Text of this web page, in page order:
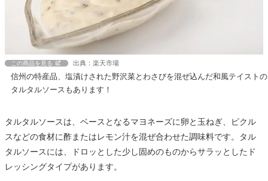
この商品を見る 出典：楽天市場
信州の特産品、塩漬けされた野沢菜とわさびを混ぜ込んだ和風テイストの
タルタルソースもあります！
タルタルソースは、ベースとなるマヨネーズに卵と玉ねぎ、ピクル
スなどの食材に酢またはレモン汁を混ぜ合わせた調味料です。タル
タルソースには、ドロッとした少し固めのものからサラッとしたド
レッシングタイプがあります。